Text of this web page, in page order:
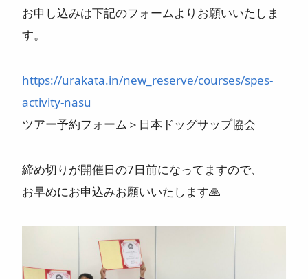
お申し込みは下記のフォームよりお願いいたしま
す。
https://urakata.in/new_reserve/courses/spes-
activity-nasu
ツアー予約フォーム＞日本ドッグサップ協会
締め切りが開催日の7日前になってますので、
お早めにお申込みお願いいたします🙏